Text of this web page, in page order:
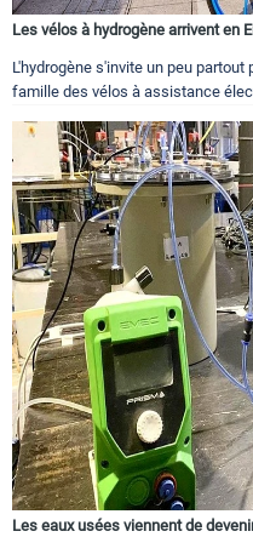
Les vélos à hydrogène arrivent en
L'hydrogène s'invite un peu
famille des vélos à assistance
Les eaux usées viennent de